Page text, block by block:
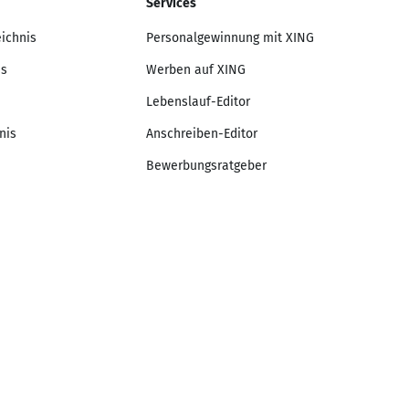
Services
Personalgewinnung mit XING
Werben auf XING
Lebenslauf-Editor
Anschreiben-Editor
Bewerbungsratgeber